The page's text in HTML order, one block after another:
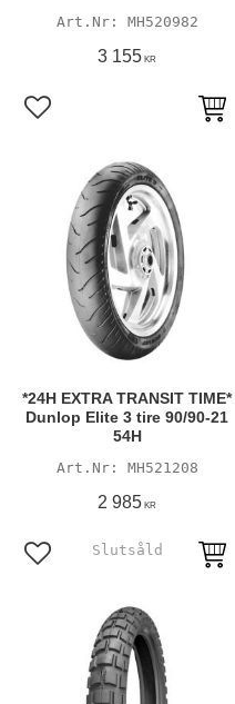
MH520982
3 155 KR
Lägg till i favoriter
*24H EXTRA TRANSIT TIME*
Dunlop Elite 3 tire 90/90-21
54H
MH521208
2 985 KR
Lägg till i favoriter